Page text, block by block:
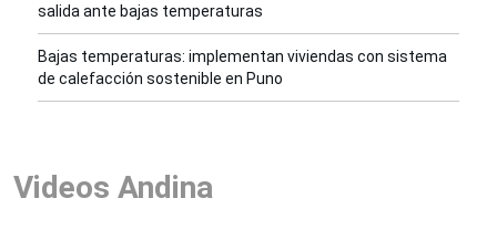
salida ante bajas temperaturas
Bajas temperaturas: implementan viviendas con sistema
de calefacción sostenible en Puno
Videos Andina